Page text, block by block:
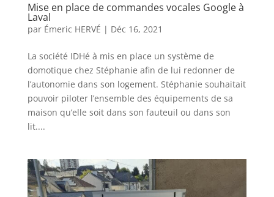
Mise en place de commandes vocales Google à
Laval
par Émeric HERVÉ | Déc 16, 2021
La société IDHé à mis en place un système de
domotique chez Stéphanie afin de lui redonner de
l’autonomie dans son logement. Stéphanie souhaitait
pouvoir piloter l’ensemble des équipements de sa
maison qu’elle soit dans son fauteuil ou dans son
lit....